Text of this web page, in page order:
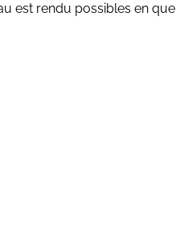
est rendu possibles en